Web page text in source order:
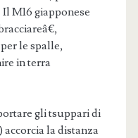
M16 giapponese
le spalle,
in terra
gli tsuppari di
la distanza